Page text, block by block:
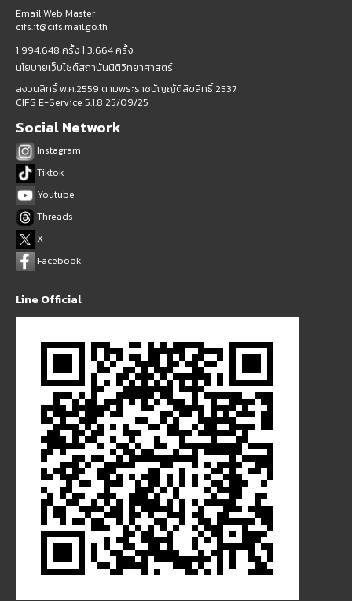
Email Web Master
cifs.it@cifs.mail.go.th
1,994,648 ครั้ง | 3,664 ครั้ง
นโยบายเว็บไซต์สถาบันนิติวิทยาศาสตร์
สงวนสิทธิ์ พ.ศ.2559 ตามพระราชบัญญัติลิขสิทธิ์ 2537
CIFS E-Service 5.1.8 25/09/25
Social Network
Instagram
Tiktok
Youtube
Threads
X
Facebook
Line Official